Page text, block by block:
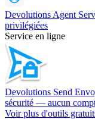
Devolutions Agent
privilégiées
Service en ligne
Devolutions Send
sécurité — aucun
Voir plus d'outils